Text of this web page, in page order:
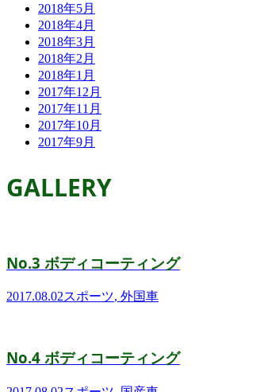
2018年5月
2018年4月
2018年3月
2018年2月
2018年1月
2017年12月
2017年11月
2017年10月
2017年9月
GALLERY
No.3 ボディコーティング
2017.08.02スポーツ, 外国車
No.4 ボディコーティング